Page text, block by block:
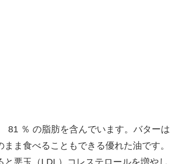
81 ％ の脂肪を含んでいます。バターは
ま食べることもできる優れた油です。